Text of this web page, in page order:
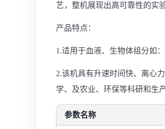
艺，整机展现出高可靠性的实
产品特点：
1.适用于血液、生物体组分如
2.该机具有升速时间快、离心
学、及农业、环保等科研和生
参数名称